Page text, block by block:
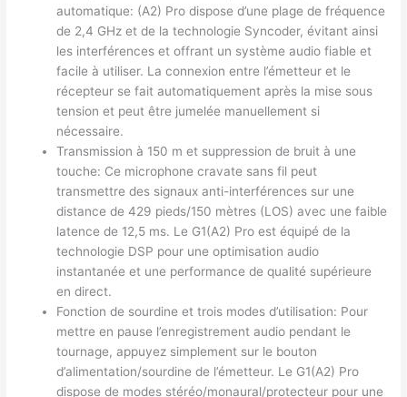
automatique: (A2) Pro dispose d’une plage de fréquence
de 2,4 GHz et de la technologie Syncoder, évitant ainsi
les interférences et offrant un système audio fiable et
facile à utiliser. La connexion entre l’émetteur et le
récepteur se fait automatiquement après la mise sous
tension et peut être jumelée manuellement si
nécessaire.
Transmission à 150 m et suppression de bruit à une
touche: Ce microphone cravate sans fil peut
transmettre des signaux anti-interférences sur une
distance de 429 pieds/150 mètres (LOS) avec une faible
latence de 12,5 ms. Le G1(A2) Pro est équipé de la
technologie DSP pour une optimisation audio
instantanée et une performance de qualité supérieure
en direct.
Fonction de sourdine et trois modes d’utilisation: Pour
mettre en pause l’enregistrement audio pendant le
tournage, appuyez simplement sur le bouton
d’alimentation/sourdine de l’émetteur. Le G1(A2) Pro
dispose de modes stéréo/monaural/protecteur pour une